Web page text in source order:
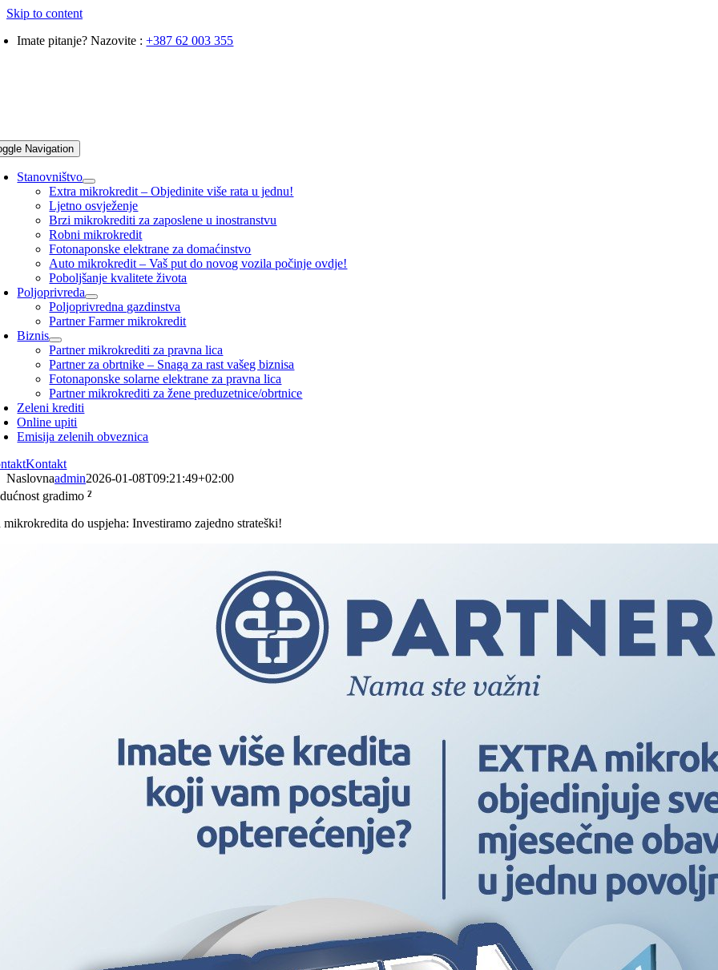
Skip to content
Imate pitanje? Nazovite :+387 62 003 355
Navigation
Stanovništvo
Extra mikrokredit – Objedinite više rata u jednu!
Ljetno osvježenje
Brzi mikrokrediti za zaposlene u inostranstvu
Robni mikrokredit
Fotonaponske elektrane za domaćinstvo
Auto mikrokredit – Vaš put do novog vozila počinje ovdje!
Poboljšanje kvalitete života
Poljoprivreda
Poljoprivredna gazdinstva
Partner Farmer mikrokredit
Biznis
Partner mikrokrediti za pravna lica
Partner za obrtnike – Snaga za rast vašeg biznisa
Fotonaponske solarne elektrane za pravna lica
Partner mikrokrediti za žene preduzetnice/obrtnice
Zeleni krediti
Online upiti
Emisija zelenih obveznica
Kontakt
Naslovnaadmin2026-01-08T09:21:49+02:00
gradimo
mikrokredita do uspjeha: Investiramo zajedno strateški!